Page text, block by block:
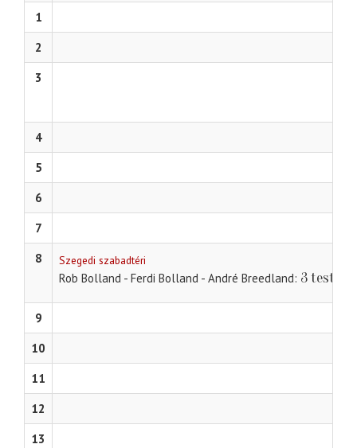
1
2
3
4
5
6
7
8
Szegedi szabadtéri
Rob Bolland - Ferdi Bolland - André Breedland 3 testőr
9
10
11
12
13